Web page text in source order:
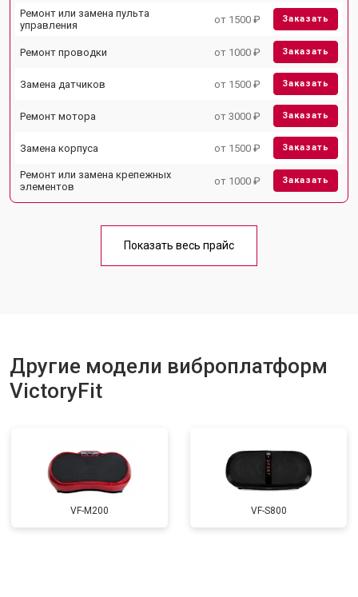
Ремонт или замена пульта
управления
от 1500 ₽ Заказать
Ремонт проводки от 1000 ₽ Заказать
Замена датчиков от 1500 ₽ Заказать
Ремонт мотора от 3000 ₽ Заказать
Замена корпуса от 1500 ₽ Заказать
Ремонт или замена крепежных
элементов
от 1000 ₽ Заказать
Показать весь прайс
Другие модели виброплатформ
VictoryFit
VF-M200 VF-S800